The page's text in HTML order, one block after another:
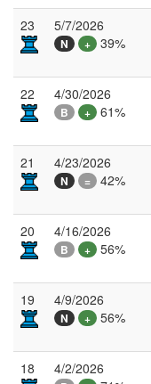
23 5/7/2026
N + 39%
22 4/30/2026
B + 61%
21 4/23/2026
N = 42%
20 4/16/2026
B + 56%
19 4/9/2026
N + 56%
18 4/2/2026